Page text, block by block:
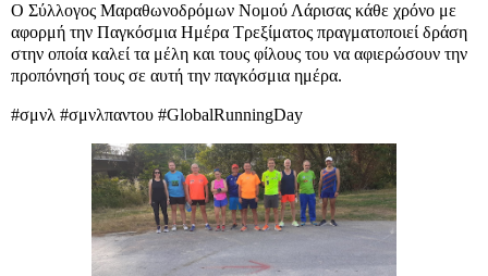
Ο Σύλλογος Μαραθωνοδρόμων Νομού Λάρισας κάθε χρόνο με
αφορμή την Παγκόσμια Ημέρα Τρεξίματος πραγματοποιεί δράση
στην οποία καλεί τα μέλη και τους φίλους του να αφιερώσουν την
προπόνησή τους σε αυτή την παγκόσμια ημέρα.
#σμνλ #σμνλπαντου #GlobalRunningDay